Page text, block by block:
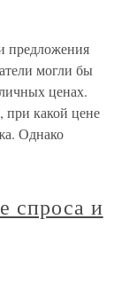
предложения
могли бы
ценах.
при какой цене
Однако
спроса и